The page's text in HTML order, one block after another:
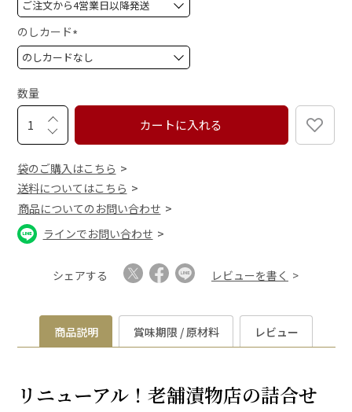
必
)
のしカード
(
必
数量
カートに入れる
袋のご購入はこちら
送料についてはこちら
商品についてのお問い合わせ
ラインでお問い合わせ
シェアする レビューを書く
商品説明 賞味期限 / 原材料 レビュー
リニューアル！老舗漬物店の詰合せ